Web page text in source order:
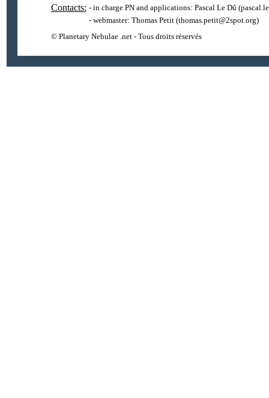
Contacts: - in charge PN and applications: Pascal Le Dû
- webmaster: Thomas Petit(thomas.petit@2spot.org)
© Planetary Nebulae .net - Tous droits réservés